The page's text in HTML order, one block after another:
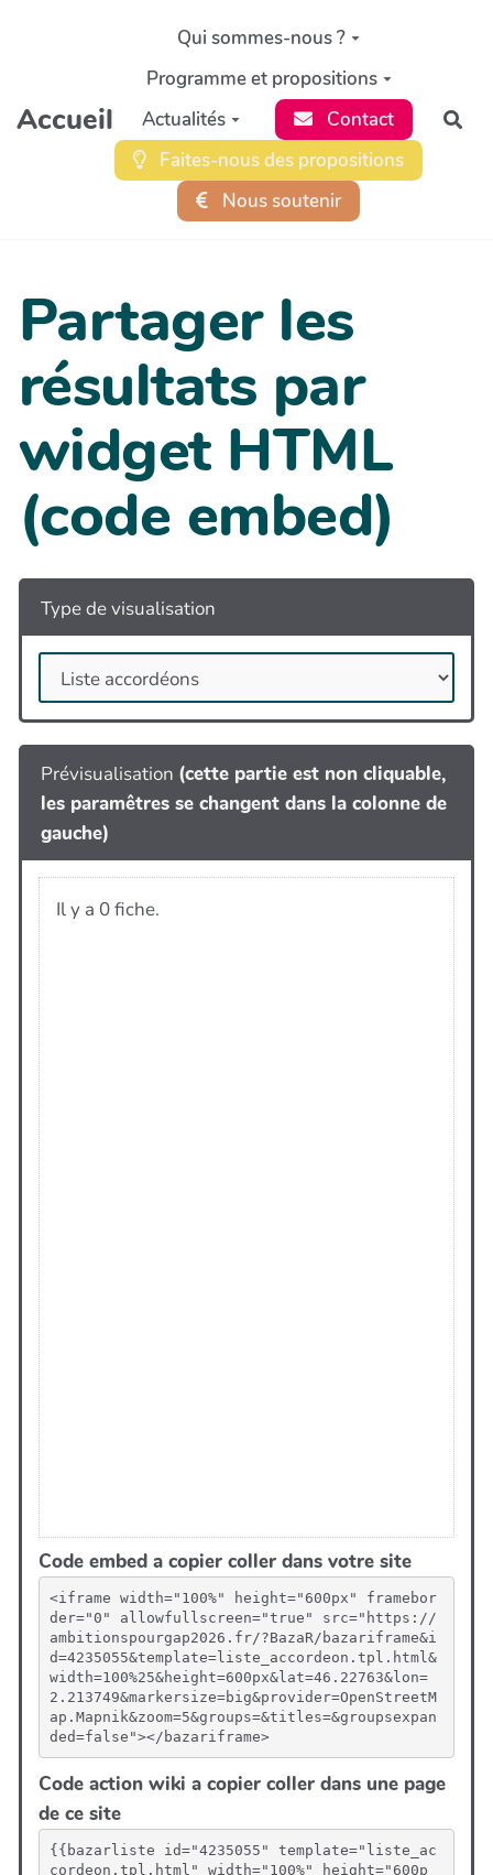
Aller au contenu principal
Accueil
Qui sommes-nous ?
Programme et propositions
Actualités
Contact
Faites-nous des propositions
Nous soutenir
Partager les
résultats par
widget HTML
(code embed)
Type de visualisation
Prévisualisation (cette partie est non cliquable,
les paramêtres se changent dans la colonne de
gauche)
Code embed a copier coller dans votre site
<iframe width="100%" height="600px" framebor
der="0" allowfullscreen="true" src="https://
ambitionspourgap2026.fr/?BazaR/bazariframe&i
d=4235055&template=liste_accordeon.tpl.html&
width=100%25&height=600px&lat=46.22763&lon=
2.213749&markersize=big&provider=OpenStreetM
ap.Mapnik&zoom=5&groups=&titles=&groupsexpan
ded=false"></bazariframe>
Code action wiki a copier coller dans une page
de ce site
{{bazarliste id="4235055" template="liste_ac
cordeon.tpl.html" width="100%" height="600p